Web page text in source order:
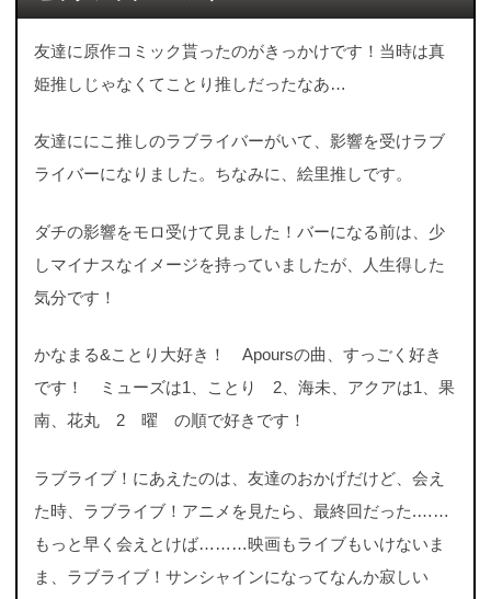
友達に原作コミック貰ったのがきっかけです！当時は真
姫推しじゃなくてことり推しだったなあ…
友達ににこ推しのラブライバーがいて、影響を受けラブ
ライバーになりました。ちなみに、絵里推しです。
ダチの影響をモロ受けて見ました！バーになる前は、少
しマイナスなイメージを持っていましたが、人生得した
気分です！
かなまる&ことり大好き！ Apoursの曲、すっごく好き
です！ ミューズは1、ことり 2、海未、アクアは1、果
南、花丸 2 曜 の順で好きです！
ラブライブ！にあえたのは、友達のおかげだけど、会え
た時、ラブライブ！アニメを見たら、最終回だった.……
もっと早く会えとけば………映画もライブもいけないま
ま、ラブライブ！サンシャインになってなんか寂しい